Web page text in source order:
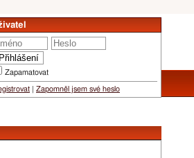
Zapamatovat
Zapomněl jsem své heslo